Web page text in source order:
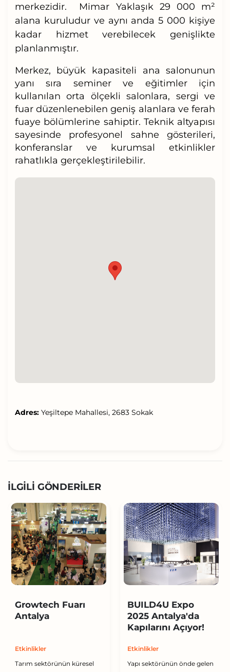
merkezidir. Mimar Yaklaşık 29 000 m²
alana kuruludur ve aynı anda5 000 kişiye
kadar hizmetverebilecek genişlikte
planlanmıştır.
Merkez, büyük kapasiteli ana salonunun
yanı sıra seminer ve eğitimler için
kullanılan orta ölçekli salonlara, sergi ve
fuar düzenlenebilen geniş alanlara ve ferah
fuaye bölümlerine sahiptir. Teknik altyapısı
sayesinde profesyonel sahne gösterileri,
konferanslar ve kurumsal etkinlikler
rahatlıkla gerçekleştirilebilir.
Adres:Yeşiltepe Mahallesi, 2683 Sokak
İLGILI GÖNDERILER
Growtech Fuarı
Antalya
Etkinlikler
Tarım sektörünün küresel
BUILD4U Expo
2025 Antalya'da
Kapılarını Açıyor!
Etkinlikler
Yapı sektörünün önde gelen